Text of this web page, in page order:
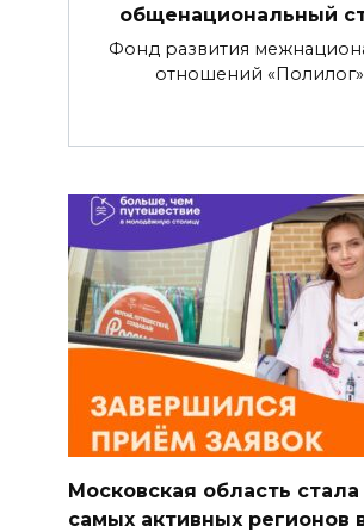
общенациональный
Фонд развития
отношений
Московская область
самых активных регионов